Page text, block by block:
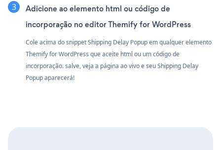
Adicione ao elemento html ou código de
incorporação no editor Themify for WordPress
Cole acima do snippet Shipping Delay Popup em qualquer elemento
Themify for WordPress que aceite html ou um código de
incorporação. salve, veja a página ao vivo e seu Shipping Delay
Popup aparecerá!